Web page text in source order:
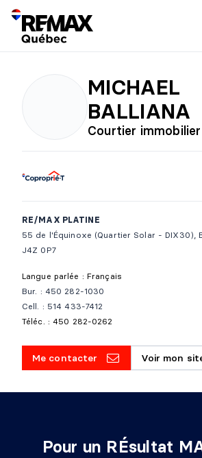
MICHAEL
BALLIANA
Courtier
RE/MAX PLATINE
55 de l'Équinoxe (Quartier Solar - DIX30),
J4Z 0P7
Langue parlée : Français
Bur. : 450 282-1030
Cell. : 514 433-7412
Téléc. : 450 282-0262
Me contacter Voir mon
Pour un RÉsultat